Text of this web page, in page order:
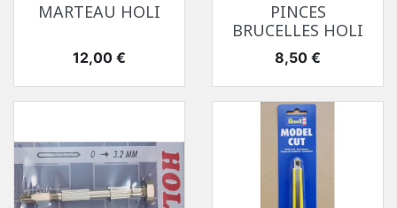
MARTEAU HOLI
Prix
12,00 €
PINCES
BRUCELLES HOLI
Prix
8,50 €